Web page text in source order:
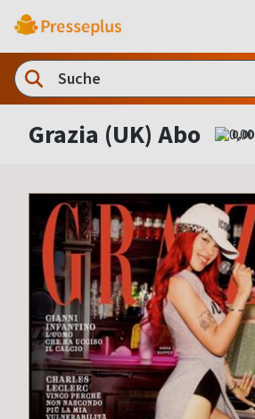
Grazia (UK) Abo 0,00